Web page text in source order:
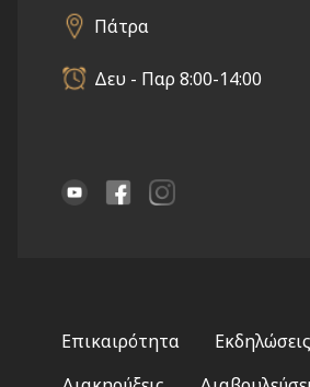
Πάτρα
Δευ - Παρ 8:00-14:00
menu
Επικαιρότητα
Εκδηλώσεις